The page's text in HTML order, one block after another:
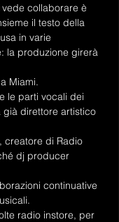
collaborare è
il testo della
in varie
la produzione girerà
Miami.
le parti vocali dei
già direttore artistico
creatore di Radio
dj producer
continuative
radio instore, per